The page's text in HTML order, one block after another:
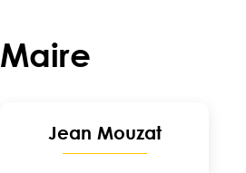
Maire
Liste des élus
Jean Mouzat